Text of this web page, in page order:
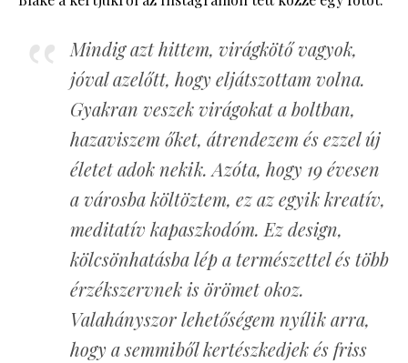
Mindig azt hittem, virágkötő vagyok,
jóval azelőtt, hogy eljátszottam volna.
Gyakran veszek virágokat a boltban,
hazaviszem őket, átrendezem és ezzel új
életet adok nekik. Azóta, hogy 19 évesen
a városba költöztem, ez az egyik kreatív,
meditatív kapaszkodóm. Ez design,
kölcsönhatásba lép a természettel és több
érzékszervnek is örömet okoz.
Valahányszor lehetőségem nyílik arra,
hogy a semmiből kertészkedjek és friss